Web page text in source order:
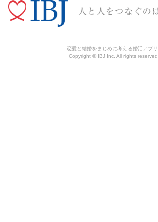
恋愛と結婚をまじめに考える婚活アプリ
Copyright © IBJ Inc. All rights reserved.